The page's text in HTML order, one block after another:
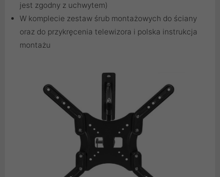
jest zgodny z uchwytem)
W komplecie zestaw śrub montażowych do ściany
oraz do przykręcenia telewizora i polska instrukcja
montażu